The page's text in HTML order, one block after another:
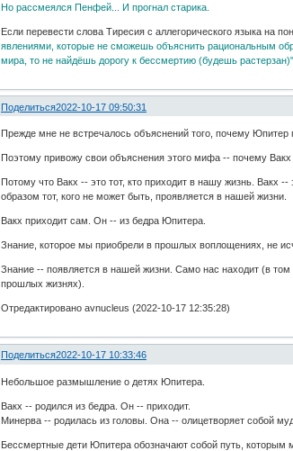
Но рассмеялся Пенфей... И прогнал старика.
Если перевести слова Тиресия с аллегорического языка на
явлениями, которые не сможешь объяснить рациональным
мира, то не найдёшь дорогу к бессмертию (будешь растерзан)".
Поделиться2022-10-17 09:50:31
Прежде мне не встречалось объяснений того, почему
Поэтому привожу свои объяснения этого мифа -- почему
Потому что Вакх -- это тот, кто приходит в нашу жизнь. Вакх
образом тот, кого не может быть, проявляется в нашей жизни.
Вакх приходит сам. Он -- из бедра Юпитера.
Знание, которое мы приобрели в прошлых воплощениях, не
Знание -- появляется в нашей жизни. Само нас находит (в
прошлых жизнях).
Отредактировано avnucleus (2022-10-17 12:35:28)
Поделиться2022-10-17 10:33:46
Небольшое размышление о детях Юпитера.
Вакх -- родился из бедра. Он -- приходит.
Минерва -- родилась из головы. Она -- олицетворяет собой
Бессмертные дети Юпитера обозначают собой путь, которым